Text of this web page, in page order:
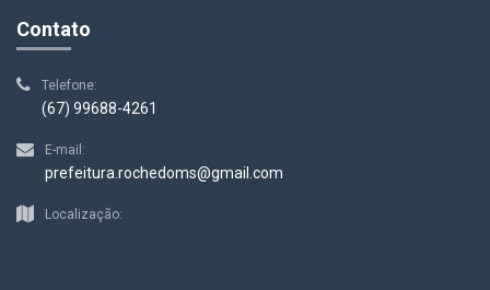
Contato
Telefone:
(67) 99688-4261
E-mail:
prefeitura.rochedoms@gmail.com
Localização: